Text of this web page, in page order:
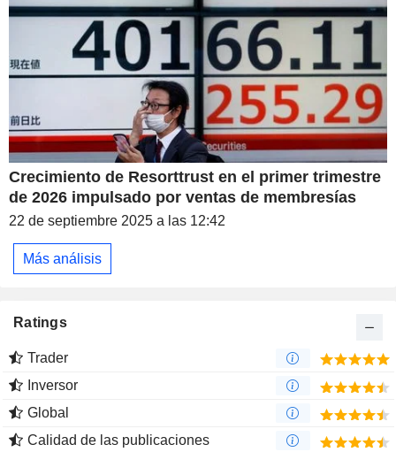
Crecimiento de Resorttrust en el primer trimestre
de 2026 impulsado por ventas de membresías
22 de septiembre 2025 a las 12:42
Más análisis
Ratings
Trader
Inversor
Global
Calidad de las publicaciones